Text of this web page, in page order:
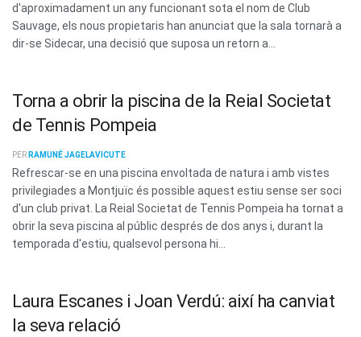
d'aproximadament un any funcionant sota el nom de Club
Sauvage, els nous propietaris han anunciat que la sala tornarà a
dir-se Sidecar, una decisió que suposa un retorn a...
Torna a obrir la piscina de la Reial Societat
de Tennis Pompeia
PER RAMUNÉ JAGELAVICUTE
Refrescar-se en una piscina envoltada de natura i amb vistes
privilegiades a Montjuïc és possible aquest estiu sense ser soci
d'un club privat. La Reial Societat de Tennis Pompeia ha tornat a
obrir la seva piscina al públic després de dos anys i, durant la
temporada d'estiu, qualsevol persona hi...
Laura Escanes i Joan Verdú: així ha canviat
la seva relació